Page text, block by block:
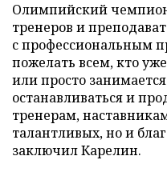
Олимпийский
тренеров и
с профессиональным
пожелать всем, кто
или просто
останавливаться и
тренерам,
талантливых, но и
заключил Карелин.